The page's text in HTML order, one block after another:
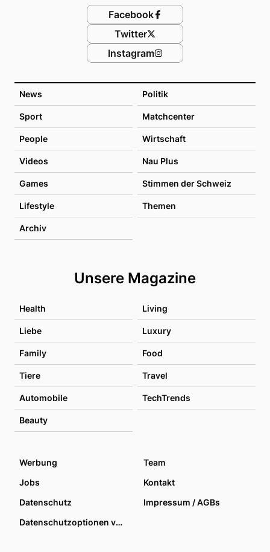
News Politik
Sport Matchcenter
People Wirtschaft
Videos Nau Plus
Games Stimmen der Schweiz
Lifestyle Themen
Archiv
Unsere Magazine
Health Living
Liebe Luxury
Family Food
Tiere Travel
Automobile TechTrends
Beauty
Facebook
Twitter
Instagram
Werbung
Team
Jobs
Kontakt
Datenschutz
Impressum / AGBs
Datenschutzoptionen verwalten